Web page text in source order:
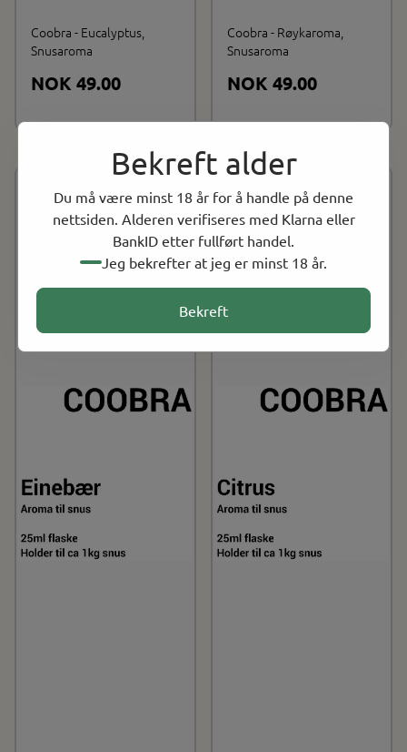
Bekreft alder
Du må være minst 18 år for å handle på denne
nettsiden. Alderen verifiseres med Klarna eller
BankID etter fullført handel.
Jeg bekrefter at jeg er minst 18 år.
Bekreft
Coobra - Eucalyptus,
Snusaroma
NOK 49.00
Coobra - Røykaroma,
Snusaroma
NOK 49.00
25ml flaske
Holder til ca. 1kg snus
Smak av einebær
25ml flaske
Holder til ca. 1kg snus
Smak av frisk sitron
På lager På lager